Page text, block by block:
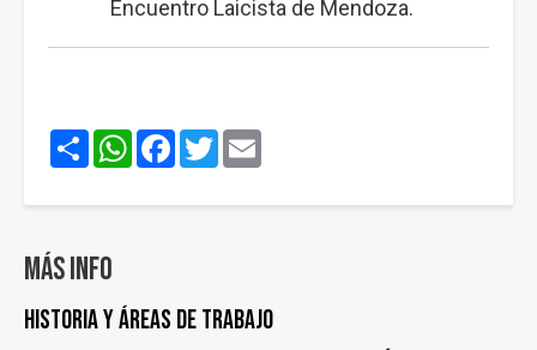
Encuentro Laicista de Mendoza.
ShareWhatsApp
Facebook
Twitter
Más info
Historia y áreas de trabajo